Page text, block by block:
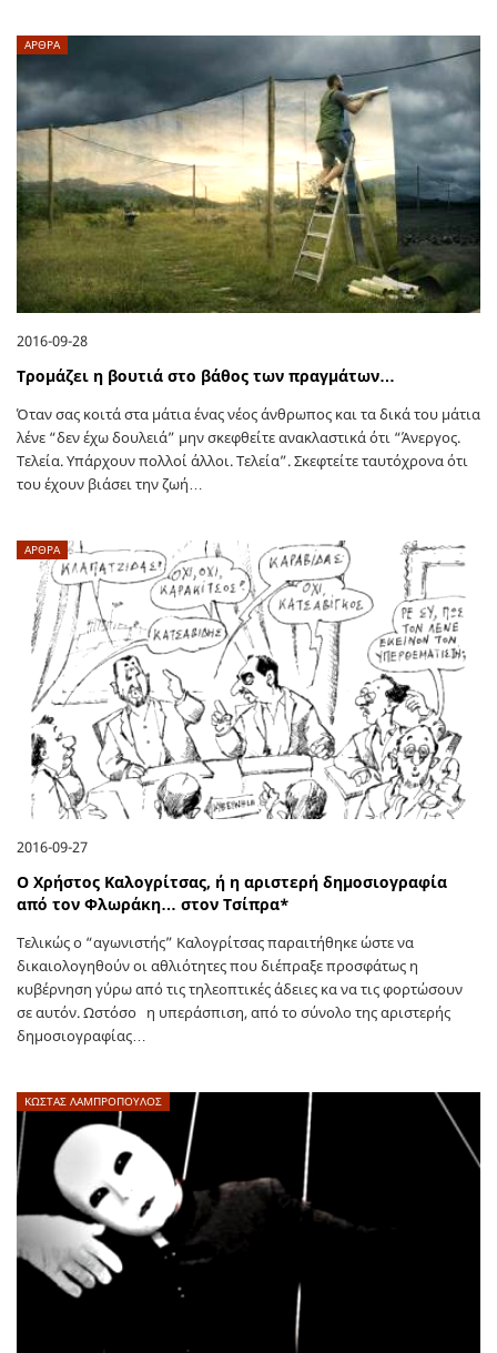
ΑΡΘΡΑ
2016-09-28
Τρομάζει η βουτιά στο βάθος των πραγμάτων…
Όταν σας κοιτά στα μάτια ένας νέος άνθρωπος και τα δικά του μάτια
λένε “δεν έχω δουλειά” μην σκεφθείτε ανακλαστικά ότι “Άνεργος.
Τελεία. Υπάρχουν πολλοί άλλοι. Τελεία”. Σκεφτείτε ταυτόχρονα ότι
του έχουν βιάσει την ζωή…
ΑΡΘΡΑ
2016-09-27
Ο Χρήστος Καλογρίτσας, ή η αριστερή δημοσιογραφία
από τον Φλωράκη… στον Τσίπρα*
Τελικώς ο “αγωνιστής” Καλογρίτσας παραιτήθηκε ώστε να
δικαιολογηθούν οι αθλιότητες που διέπραξε προσφάτως η
κυβέρνηση γύρω από τις τηλεοπτικές άδειες κα να τις φορτώσουν
σε αυτόν. Ωστόσο η υπεράσπιση, από το σύνολο της αριστερής
δημοσιογραφίας…
ΚΩΣΤΑΣ ΛΑΜΠΡΟΠΟΥΛΟΣ